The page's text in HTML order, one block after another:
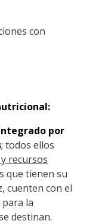
por
; todos ellos
recursos
que tienen su
cuenten con el
la
destinan.